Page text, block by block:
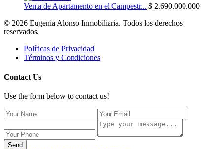
Venta de Apartamento en el Campestr... $ 2.690.000.000
© 2026 Eugenia Alonso Inmobiliaria. Todos los derechos
reservados.
Políticas de Privacidad
Términos y Condiciones
Contact Us
Use the form below to contact us!
Send